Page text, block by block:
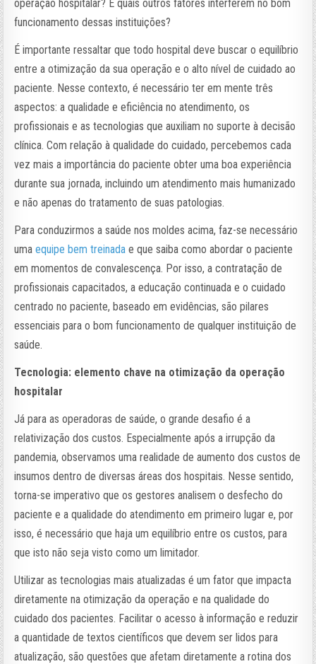
operação hospitalar? E quais outros fatores interferem no bom
funcionamento dessas instituições?
É importante ressaltar que todo hospital deve buscar o equilíbrio
entre a otimização da sua operação e o alto nível de cuidado ao
paciente. Nesse contexto, é necessário ter em mente três
aspectos: a qualidade e eficiência no atendimento, os
profissionais e as tecnologias que auxiliam no suporte à decisão
clínica. Com relação à qualidade do cuidado, percebemos cada
vez mais a importância do paciente obter uma boa experiência
durante sua jornada, incluindo um atendimento mais humanizado
e não apenas do tratamento de suas patologias.
Para conduzirmos a saúde nos moldes acima, faz-se necessário
umaequipe bem treinada e que saiba como abordar o paciente
em momentos de convalescença. Por isso, a contratação de
profissionais capacitados, a educação continuada e o cuidado
centrado no paciente, baseado em evidências, são pilares
essenciais para o bom funcionamento de qualquer instituição de
saúde.
Tecnologia: elemento chave na otimização da operação
hospitalar
Já para as operadoras de saúde, o grande desafio é a
relativização dos custos. Especialmente após a irrupção da
pandemia, observamos uma realidade de aumento dos custos de
insumos dentro de diversas áreas dos hospitais. Nesse sentido,
torna-se imperativo que os gestores analisem o desfecho do
paciente e a qualidade do atendimento em primeiro lugar e, por
isso, é necessário que haja um equilíbrio entre os custos, para
que isto não seja visto como um limitador.
Utilizar as tecnologias mais atualizadas é um fator que impacta
diretamente na otimização da operação e na qualidade do
cuidado dos pacientes. Facilitar o acesso à informação e reduzir
a quantidade de textos científicos que devem ser lidos para
atualização, são questões que afetam diretamente a rotina dos